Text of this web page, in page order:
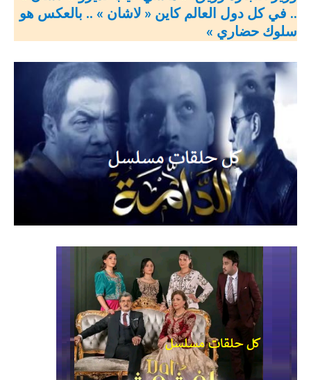
.. في كل دول العالم كاين « لاشان » .. بالعكس هو
سلوك حضاري »